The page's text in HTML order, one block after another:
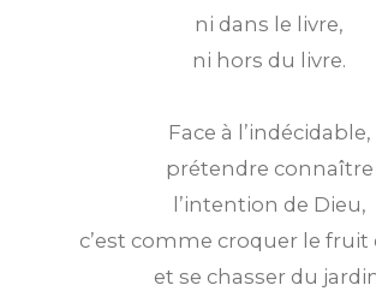
ni dans le livre,
ni hors du livre.
Face à l’indécidable,
prétendre connaître
l’intention de Dieu,
c’est comme croquer le fruit
et se chasser du